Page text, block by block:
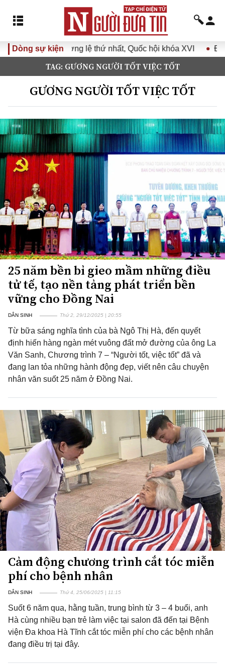
Dòng sự kiện
nhất, Quốc hội khóa XVI Đưa Nghị quyết Đại hội Đảng
TAG: GƯƠNG NGƯỜI TỐT VIỆC TỐT
GƯƠNG NGƯỜI TỐT VIỆC TỐT
25 năm bền bỉ gieo mầm những điều
tử tế, tạo nền tảng phát triển bền
vững cho Đồng Nai
DÂN SINH Thứ 2, 29/12/2025 | 20:55
Từ bữa sáng nghĩa tình của bà Ngô Thị Hà, đến quyết
định hiến hàng ngàn mét vuông đất mở đường của ông La
Văn Sanh, Chương trình 7 – “Người tốt, việc tốt” đã và
đang lan tỏa những hành động đẹp, viết nên câu chuyện
nhân văn suốt 25 năm ở Đồng Nai.
Cảm động chương trình cắt tóc miễn
phí cho bệnh nhân
DÂN SINH Thứ 4, 25/06/2025 | 11:15
Suốt 6 năm qua, hằng tuần, trung bình từ 3 – 4 buổi, anh
Hà cùng nhiều bạn trẻ làm việc tại salon đã đến tại Bệnh
viện Đa khoa Hà Tĩnh cắt tóc miễn phí cho các bệnh nhân
đang điều trị tại đây.